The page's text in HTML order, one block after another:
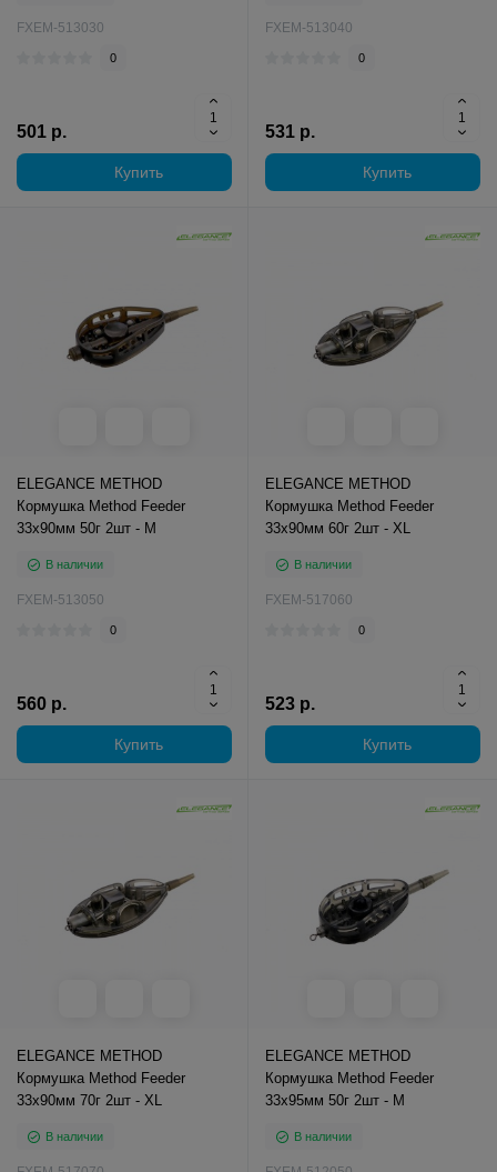
FXEM-513030
0
501 р.
Купить
FXEM-513040
0
531 р.
Купить
ELEGANCE METHOD
Кормушка Method Feeder
33х90мм 50г 2шт - M
В наличии
FXEM-513050
0
560 р.
Купить
ELEGANCE METHOD
Кормушка Method Feeder
33х90мм 60г 2шт - XL
В наличии
FXEM-517060
0
523 р.
Купить
ELEGANCE METHOD
Кормушка Method Feeder
33х90мм 70г 2шт - XL
В наличии
ELEGANCE METHOD
Кормушка Method Feeder
33х95мм 50г 2шт - M
В наличии